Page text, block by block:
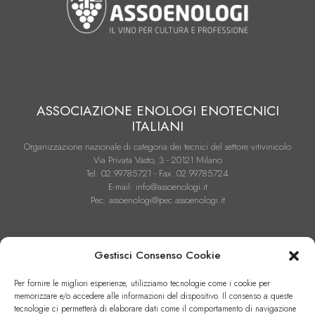
Gestisci Consenso Cookie
Per fornire le migliori esperienze, utilizziamo tecnologie come i cookie per
memorizzare e/o accedere alle informazioni del dispositivo. Il consenso a queste
tecnologie ci permetterà di elaborare dati come il comportamento di navigazione
ASSOCIAZIONE ENOLOGI ENOTECNICI
ITALIANI
Organizzazione nazionale di categoria dei tecnici del settore vitivinicolo
Via Privata Vasto, 3 - 20121 Milano
Tel. 02.99785721 - Fax. 02.99785724
E-mail: info@assoenologi.it
Pec: assoenologi@pec.assoenologi.it
Condizioni Generali di Contratto di Vendita